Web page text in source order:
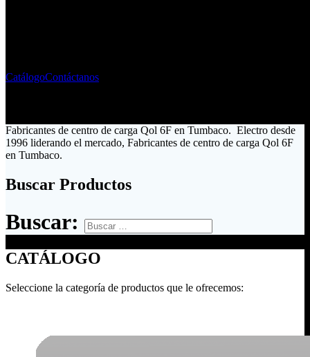
CatálogoContáctanos
Fabricantes de centro de carga Qol 6F en Tumbaco. Electro desde
1996 liderando el mercado, Fabricantes de centro de carga Qol 6F
en Tumbaco.
Buscar Productos
Buscar:
CATÁLOGO
Seleccione la categoría de productos que le ofrecemos: